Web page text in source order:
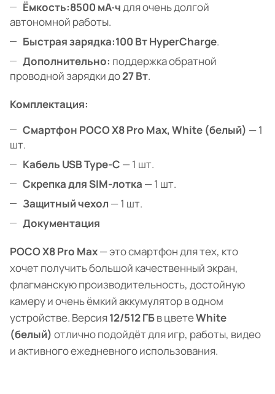
Ёмкость:8500 мА·чдля очень долгой
автономной работы.
Быстрая зарядка:100 Вт HyperCharge.
Дополнительно: поддержка обратной
проводной зарядки до27 Вт.
Комплектация:
Смартфон POCO X8 Pro Max, White (белый) — 1
шт.
Кабель USB Type-C — 1 шт.
Скрепка для SIM-лотка — 1 шт.
Защитный чехол — 1 шт.
Документация
POCO X8 Pro Max— это смартфон для тех, кто
хочет получить большой качественный экран,
флагманскую производительность, достойную
камеру и очень ёмкий аккумулятор в одном
устройстве. Версия12/512 ГБв цветеWhite
(белый) отлично подойдёт для игр, работы, видео
и активного ежедневного использования.